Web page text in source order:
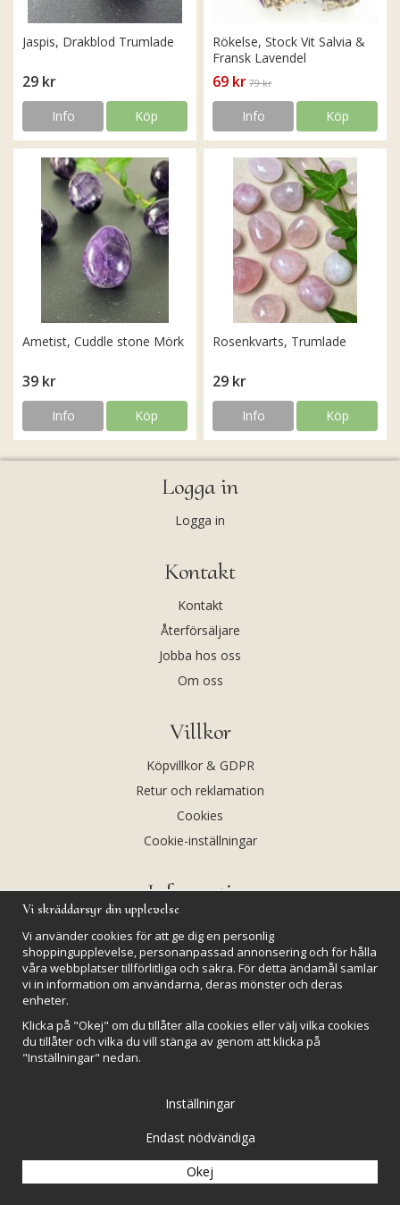
Jaspis, Drakblod Trumlade
29 kr
Info Köp
Rökelse, Stock Vit Salvia &
Fransk Lavendel
69 kr 79 kr
Info Köp
Ametist, Cuddle stone Mörk
39 kr
Info Köp
Rosenkvarts, Trumlade
29 kr
Info Köp
Logga in
Logga in
Kontakt
Kontakt
Återförsäljare
Jobba hos oss
Om oss
Villkor
Köpvillkor & GDPR
Retur och reklamation
Cookies
Cookie-inställningar
Information
Kalendarium
Nyheter
Kristaller och fairtrade
Rena & Ladda kristaller
Vi skräddarsyr din upplevelse
Vi använder cookies för att ge dig en personlig
shoppingupplevelse, personanpassad annonsering och för hålla
våra webbplatser tillförlitliga och säkra. För detta ändamål samlar
vi in information om användarna, deras mönster och deras
enheter.
Klicka på "Okej" om du tillåter alla cookies eller välj vilka cookies
du tillåter och vilka du vill stänga av genom att klicka på
"Inställningar" nedan.
Inställningar
Endast nödvändiga
Okej